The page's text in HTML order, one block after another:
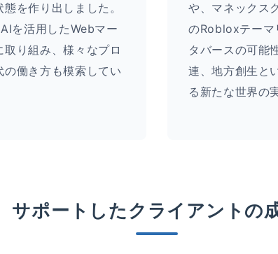
を作り出しました。
を活用したWebマー
り組み、様々なプロ
働き方も模索してい
や、マネックス
のRobloxテーマ
タバースの可能
連、地方創生と
る新たな世界の
サポートしたクライアントの